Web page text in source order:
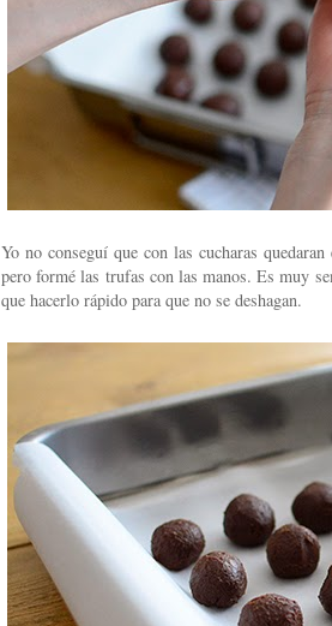
Yo no conseguí que con las cucharas
pero formé las trufas con las manos. Es muy
que hacerlo rápido para que no se deshagan.